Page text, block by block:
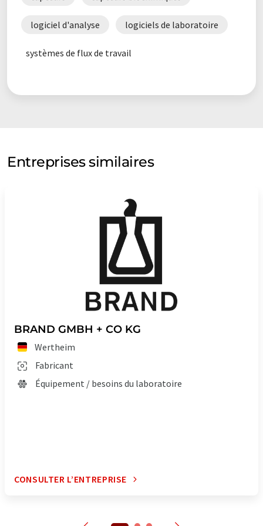
logiciel d'analyse logiciels de laboratoire
systèmes de flux de travail
Entreprises similaires
BRAND GMBH + CO KG
Wertheim
Fabricant
Équipement / besoins du laboratoire
CONSULTER L’ENTREPRISE